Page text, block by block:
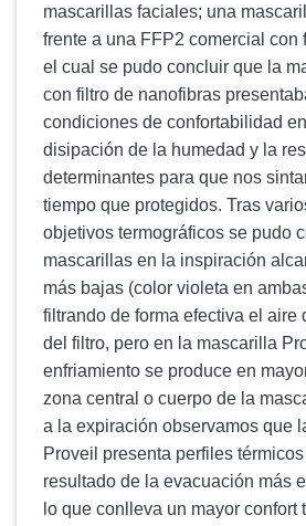
mascarillas faciales; una
frente a una FFP2 comercial con
el cual se pudo concluir que la
con filtro de nanofibras
condiciones de confortabilidad
disipación de la humedad y la
determinantes para que nos
tiempo que protegidos. Tras
objetivos termográficos se pudo
mascarillas en la inspiración
más bajas (color violeta en
filtrando de forma efectiva el aire
del filtro, pero en la mascarilla
enfriamiento se produce en
zona central o cuerpo de la
a la expiración observamos que
Proveil presenta perfiles
resultado de la evacuación más
lo que conlleva un mayor confort